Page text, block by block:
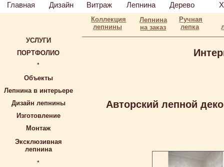
Главная Дизайн Витраж Лепнина Дерево
Коллекция
лепнины
Лепнина
на заказ
Ручная
лепка
УСЛУГИ
ПОРТФОЛИО
*
Объекты
Лепнина в интерьере
Дизайн лепнины
Изготовление
Монтаж
Эксклюзивная
лепнина
*
Авторский лепной